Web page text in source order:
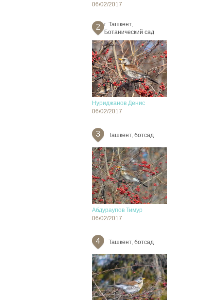
06/02/2017
2
г. Ташкент,
Ботанический сад
Нуриджанов Денис
06/02/2017
3 Ташкент, ботсад
Абдураупов Тимур
06/02/2017
4 Ташкент, ботсад